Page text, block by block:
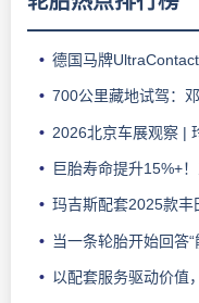
德国马牌UltraContact UX7轮胎
700公里藏地试驾：邓禄
2026北京车展观察 | 玲珑轮胎高
巨胎寿命提升15%+
玛吉斯配套2025款丰
当一条轮胎开始回答“能源转型”
以配套服务驱动价值